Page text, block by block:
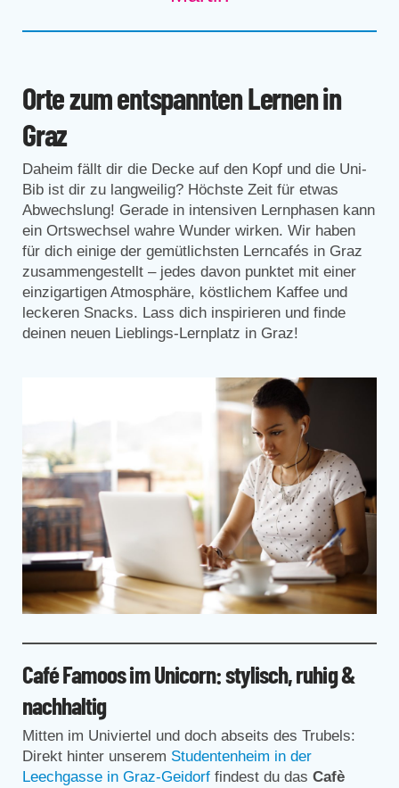
Orte zum entspannten Lernen in
Graz
Daheim fällt dir die Decke auf den Kopf und die Uni-
Bib ist dir zu langweilig? Höchste Zeit für etwas
Abwechslung! Gerade in intensiven Lernphasen kann
ein Ortswechsel wahre Wunder wirken. Wir haben
für dich einige der gemütlichsten Lerncafés in Graz
zusammengestellt – jedes davon punktet mit einer
einzigartigen Atmosphäre, köstlichem Kaffee und
leckeren Snacks. Lass dich inspirieren und finde
deinen neuen Lieblings-Lernplatz in Graz!
Café Famoos im Unicorn: stylisch, ruhig &
nachhaltig
Mitten im Univiertel und doch abseits des Trubels:
Direkt hinter unserem Studentenheim in der
Leechgasse in Graz-Geidorf findest du das Cafè